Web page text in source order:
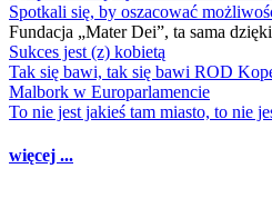
Spotkali się, by oszacować
Fundacja „Mater Dei”, ta sama
Sukces jest (z) kobietą
Tak się bawi, tak się bawi ROD
Malbork w Europarlamencie
To nie jest jakieś tam miasto, to nie
więcej ...